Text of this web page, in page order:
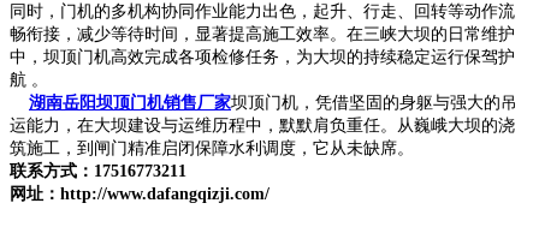
同时，门机的多机构协同作业能力出色，起升、行走、回转等动作流
畅衔接，减少等待时间，显著提高施工效率。在三峡大坝的日常维护
中，坝顶门机高效完成各项检修任务，为大坝的持续稳定运行保驾护
航 。
湖南岳阳坝顶门机销售厂家坝顶门机，凭借坚固的身躯与强大的吊
运能力，在大坝建设与运维历程中，默默肩负重任。从巍峨大坝的浇
筑施工，到闸门精准启闭保障水利调度，它从未缺席。
联系方式：17516773211
网址：http://www.dafangqizji.com/